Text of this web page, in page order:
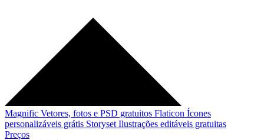
Magnific Vetores, fotos e PSD gratuitos Flaticon Ícones
personalizáveis grátis Storyset Ilustrações editáveis gratuitas
Preços